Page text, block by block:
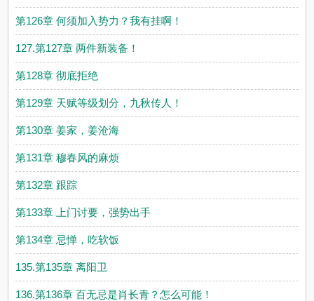
第126章 何须加入势力？我有挂啊！
127.第127章 两件新装备！
第128章 彻底拒绝
第129章 天赋等级划分，九秋传人！
第130章 姜家，姜沧海
第131章 穆春风的麻烦
第132章 跟踪
第133章 上门讨要，强势出手
第134章 忌惮，吃软饭
135.第135章 离阳卫
136.第136章 百无忌是肖长青？怎么可能！